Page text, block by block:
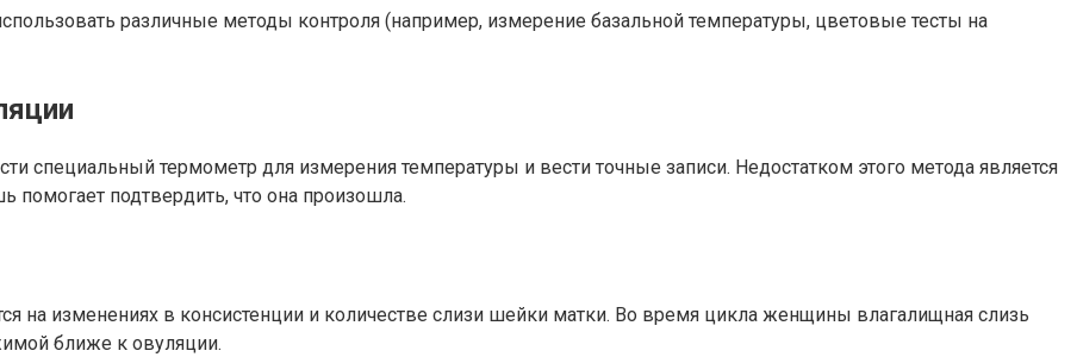
различные методы контроля (например, измерение базальной температуры, цветовые тесты на
специальный термометр для измерения температуры и вести точные записи. Недостатком этого метода является
помогает подтвердить, что она произошла.
на изменениях в консистенции и количестве слизи шейки матки. Во время цикла женщины влагалищная слизь
ближе к овуляции.